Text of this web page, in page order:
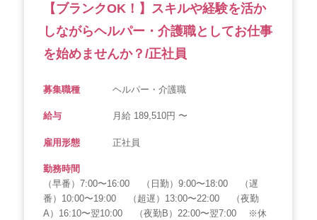
【ブランクOK！】スキルや経験を活か
しながらヘルパー・介護職としてお仕事
を始めませんか？/正社員
募集職種 ヘルパー・介護職
給与 月給 189,510円 〜
雇用形態 正社員
勤務時間
（早番）7:00〜16:00 （日勤）9:00〜18:00 （遅
番）10:00〜19:00 （超遅）13:00〜22:00 （夜勤
A）16:10〜翌10:00 （夜勤B）22:00〜翌7:00 ※休